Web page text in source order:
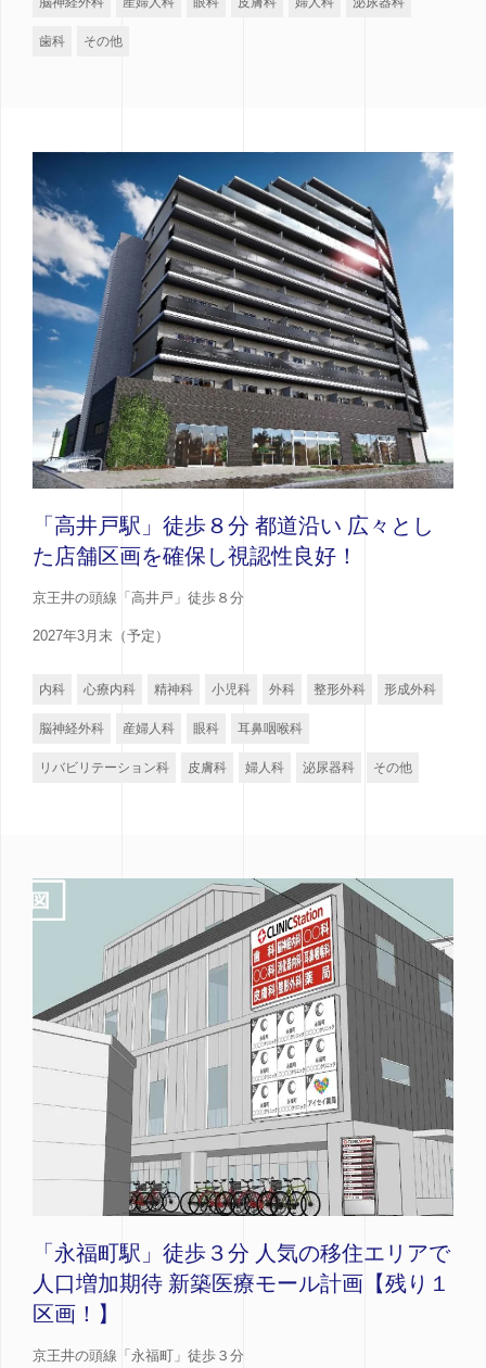
歯科 その他
「高井戸駅」徒歩８分 都道沿い 広々とし
た店舗区画を確保し視認性良好！
京王井の頭線「高井戸」徒歩８分
2027年3月末（予定）
内科 心療内科 精神科 小児科 外科 整形外科 形成外科
脳神経外科 産婦人科 眼科 耳鼻咽喉科
リバビリテーション科 皮膚科 婦人科 泌尿器科 その他
「永福町駅」徒歩３分 人気の移住エリアで
人口増加期待 新築医療モール計画【残り１
区画！】
京王井の頭線「永福町」徒歩３分